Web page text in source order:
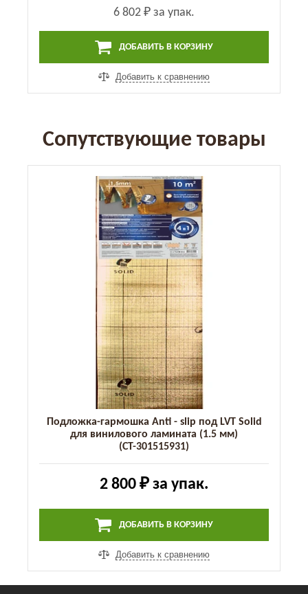
6 802 ₽ за упак.
ДОБАВИТЬ В КОРЗИНУ
Добавить к сравнению
Сопутствующие товары
Подложка-гармошка Anti - slip под LVT Solid
для винилового ламината (1.5 мм)
(СТ-301515931)
2 800 ₽ за упак.
ДОБАВИТЬ В КОРЗИНУ
Добавить к сравнению